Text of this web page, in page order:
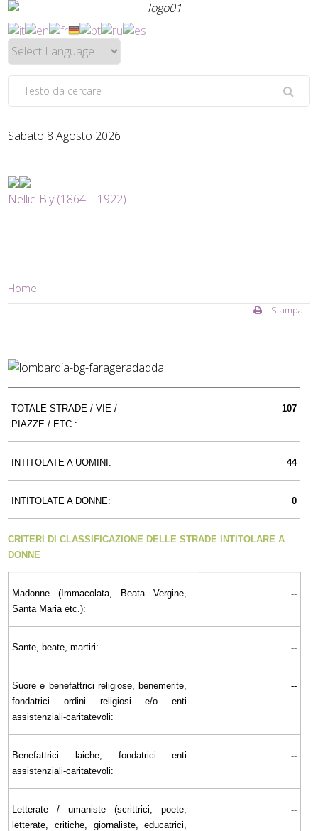
Sabato 8 Agosto 2026
Nellie Bly (1864 – 1922)
Home
Stampa
TOTALE STRADE / VIE /
PIAZZE / ETC.:
107
INTITOLATE A UOMINI: 44
INTITOLATE A DONNE: 0
CRITERI DI CLASSIFICAZIONE DELLE STRADE INTITOLARE A
DONNE
Madonne (Immacolata, Beata Vergine,
Santa Maria etc.):
--
Sante, beate, martiri: --
Suore e benefattrici religiose, benemerite,
fondatrici ordini religiosi e/o enti
assistenziali-caritatevoli:
--
Benefattrici laiche, fondatrici enti
assistenziali-caritatevoli:
--
Letterate / umaniste (scrittrici, poete,
letterate, critiche, giornaliste, educatrici,
--